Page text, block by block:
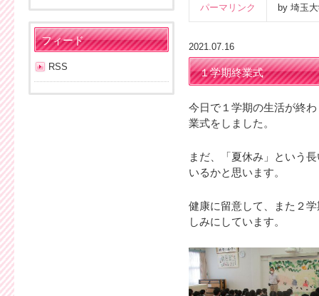
パーマリンク by 埼玉
2021.07.16
１学期終業式
今日で１学期の生活が終
業式をしました。
まだ、「夏休み」という
いるかと思います。
健康に留意して、また２
しみにしています。
フィード
RSS